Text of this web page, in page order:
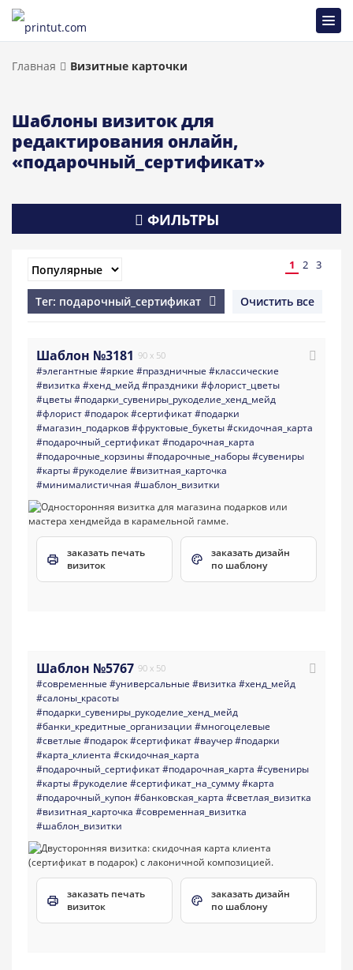
Главная Визитные карточки
Шаблоны визиток для
редактирования онлайн,
«подарочный_сертификат»
ФИЛЬТРЫ
1 2 3
Тег: подарочный_сертификат Очистить все
Шаблон №3181 90 x 50
#элегантные #яркие #праздничные #классические
#визитка #хенд_мейд#праздники #флорист_цветы
#цветы#подарки_сувениры_рукоделие_хенд_мейд
#флорист#подарок#сертификат#подарки
#магазин_подарков#фруктовые_букеты#скидочная_карта
#подарочный_сертификат#подарочная_карта
#подарочные_корзины#подарочные_наборы#сувениры
#карты#рукоделие #визитная_карточка
#минималистичная #шаблон_визитки
заказать печать
визиток
заказать дизайн
по шаблону
Шаблон №5767 90 x 50
#современные #универсальные #визитка #хенд_мейд
#салоны_красоты
#подарки_сувениры_рукоделие_хенд_мейд
#банки_кредитные_организации #многоцелевые
#светлые #подарок#сертификат#ваучер#подарки
#карта_клиента #скидочная_карта
#подарочный_сертификат#подарочная_карта #сувениры
#карты#рукоделие #сертификат_на_сумму#карта
#подарочный_купон #банковская_карта #светлая_визитка
#визитная_карточка #современная_визитка
#шаблон_визитки
заказать печать
визиток
заказать дизайн
по шаблону